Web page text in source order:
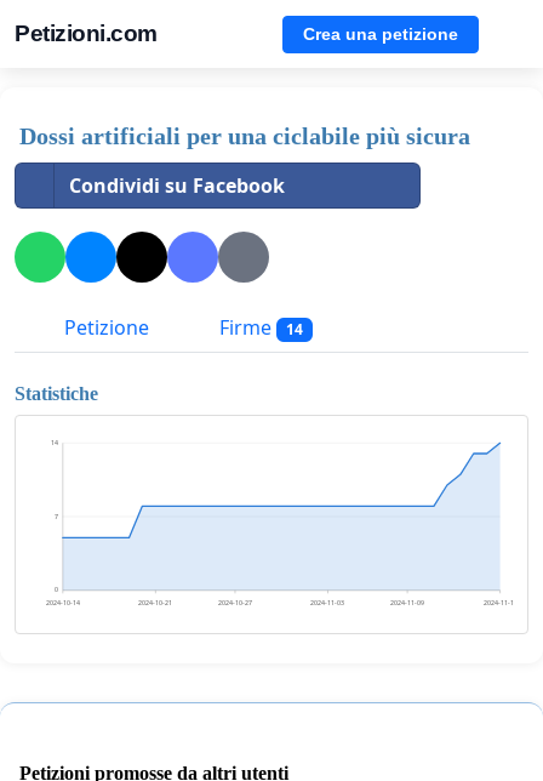
Petizioni.com Crea una petizione
Dossi artificiali per una ciclabile più sicura
Condividi su Facebook
Petizione Firme 14
Statistiche
0
7
14
2024-10-14 2024-10-21 2024-10-27 2024-11-03 2024-11-09 2024-11-16
Petizioni promosse da altri utenti